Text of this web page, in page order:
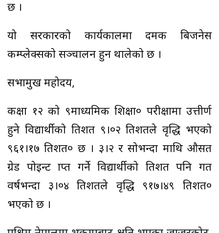
छ ।
यो सरकारको कार्यकालमा दमक बिजनेस
कम्प्लेक्सको सञ्चालन हुन थालेको छ ।
सभामुख महोदय,
कक्षा १२ को ९माध्यमिक शिक्षा० परीक्षामा उत्तीर्ण
हुने विद्यार्थीको प्रतिशत ९।०२ प्रतिशतले वृद्धि भएको
९६१।१७ प्रतिशत० छ । ३।२ र सोभन्दा माथि औसत
ग्रेड पोइन्ट प्राप्त गर्ने विद्यार्थीको प्रतिशत पनि गत
वर्षभन्दा ३।०४ प्रतिशतले वृद्धि ९१७।४९ प्रतिशत०
भएको छ ।